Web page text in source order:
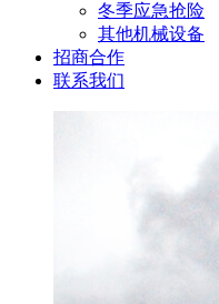
冬季应急抢险
其他机械设备
招商合作
联系我们